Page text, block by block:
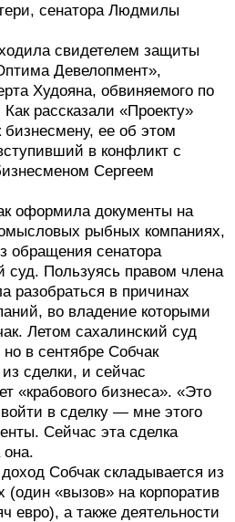
сенатора Людмилы
свидетелем защиты
Девелопмент»,
Худояна, обвиняемого по
рассказали «Проекту»
бизнесмену, ее об этом
в конфликт с
Сергеем
оформила документы на
рыбных компаниях,
обращения сенатора
суд. Пользуясь правом члена
разобраться в причинах
во владение которыми
Летом сахалинский суд
в сентябре Собчак
сделки, и сейчас
«крабового бизнеса». «Это
в сделку — мне этого
Сейчас эта сделка
Собчак складывается из
(один «вызов» на корпоратив
евро), а также деятельности